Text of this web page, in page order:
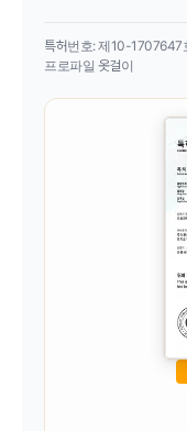
특허번호: 제10-1707647
프로파일 옷걸이